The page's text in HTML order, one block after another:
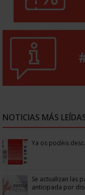
NOTICIAS MÁS
Ya os podéis
Se actualizan las
anticipada por